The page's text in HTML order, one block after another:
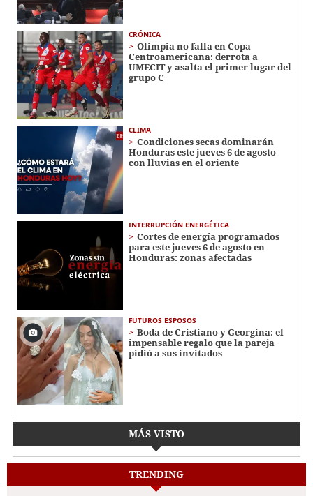
CRÓNICA
Olimpia no falla en Copa
Centroamericana: derrota a
UMECIT y asalta el primer lugar del
grupo C
CLIMA
Condiciones secas dominarán
Honduras este jueves 6 de agosto
con lluvias en el oriente
INTERRUPCIÓN ENERGÉTICA
Cortes de energía programados
para este jueves 6 de agosto en
Honduras: zonas afectadas
FUTUROS ESPOSOS
Boda de Cristiano y Georgina: el
impensable regalo que la pareja
pidió a sus invitados
MÁS VISTO
TRENDING